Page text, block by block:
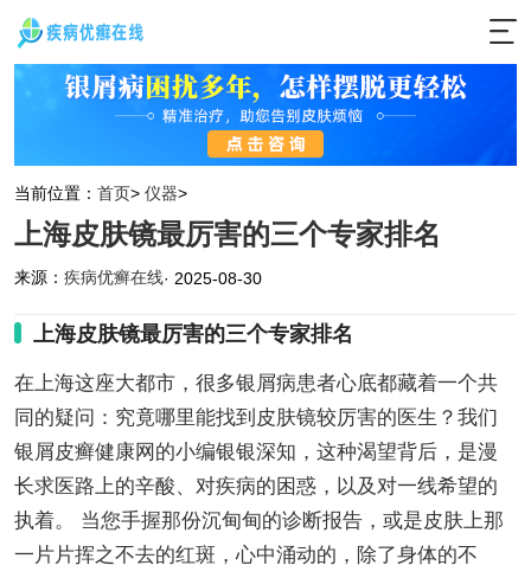
当前位置： 首页> 仪器>
上海皮肤镜最厉害的三个专家排名
来源： 疾病优癣在线· 2025-08-30
上海皮肤镜最厉害的三个专家排名
在上海这座大都市，很多银屑病患者心底都藏着一个共
同的疑问：究竟哪里能找到皮肤镜较厉害的医生？我们
银屑皮癣健康网的小编银银深知，这种渴望背后，是漫
长求医路上的辛酸、对疾病的困惑，以及对一线希望的
执着。 当您手握那份沉甸甸的诊断报告，或是皮肤上那
一片片挥之不去的红斑，心中涌动的，除了身体的不